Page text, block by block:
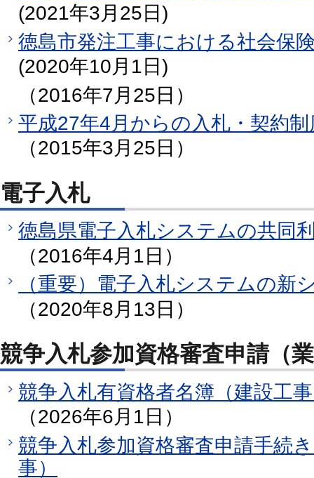
(2021年3月25日)
徳島市発注工事における社会保
(2020年10月1日)
（2016年7月25日）
平成27年4月からの入札・契約
（2015年3月25日）
電子入札
徳島県電子入札システムの共同
（2016年4月1日）
（重要）電子入札システムの新
（2020年8月13日）
競争入札参加資格審査申請（
競争入札有資格者名簿（建設工
（2026年6月1日）
競争入札参加資格審査申請手続
事）